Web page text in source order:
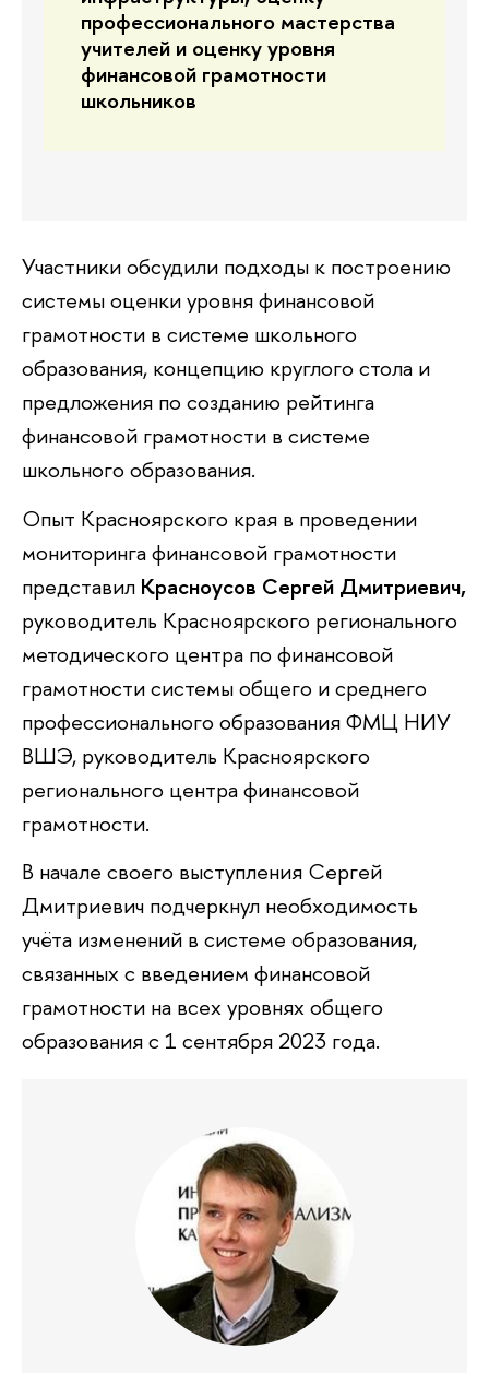
профессионального мастерства
учителей и оценку уровня
финансовой грамотности
школьников
Участники обсудили подходы к построению
системы оценки уровня финансовой
грамотности в системе школьного
образования, концепцию круглого стола и
предложения по созданию рейтинга
финансовой грамотности в системе
школьного образования.
Опыт Красноярского края в проведении
мониторинга финансовой грамотности
представил Красноусов Сергей Дмитриевич,
руководитель Красноярского регионального
методического центра по финансовой
грамотности системы общего и среднего
профессионального образования ФМЦ НИУ
ВШЭ, руководитель Красноярского
регионального центра финансовой
грамотности.
В начале своего выступления Сергей
Дмитриевич подчеркнул необходимость
учёта изменений в системе образования,
связанных с введением финансовой
грамотности на всех уровнях общего
образования с 1 сентября 2023 года.